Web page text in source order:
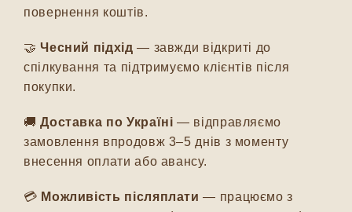
повернення коштів.
🤝Чесний підхід — завжди відкриті до
спілкування та підтримуємо клієнтів після
покупки.
🚚Доставка по Україні — відправляємо
замовлення впродовж 3–5 днів з моменту
внесення оплати або авансу.
💳 Можливість післяплати — працюємо з